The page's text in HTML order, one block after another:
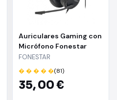
Auriculares Gaming con
Micrófono Fonestar
WIN/ Jack 3.5/ Negros
FONESTAR
� � � � �(81)
35,00 €